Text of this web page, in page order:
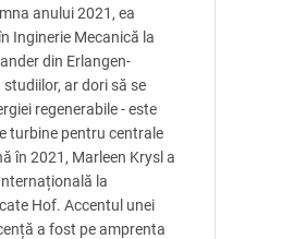
anului 2021, ea
Inginerie Mecanică la
din Erlangen-
ar dori să se
regenerabile - este
turbine pentru centrale
în 2021, Marleen Krysl a
la
Hof. Accentul unei
a fost pe amprenta